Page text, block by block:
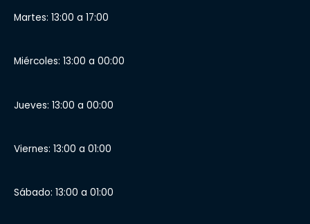
Martes: 13:00 a 17:00
Miércoles: 13:00 a 00:00
Jueves: 13:00 a 00:00
Viernes: 13:00 a 01:00
Sábado: 13:00 a 01:00